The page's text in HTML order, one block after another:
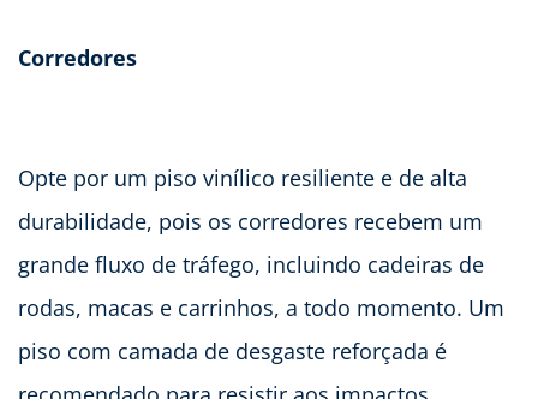
Corredores
Opte por um piso vinílico resiliente e de alta
durabilidade, pois os corredores recebem um
grande fluxo de tráfego, incluindo cadeiras de
rodas, macas e carrinhos, a todo momento. Um
piso com camada de desgaste reforçada é